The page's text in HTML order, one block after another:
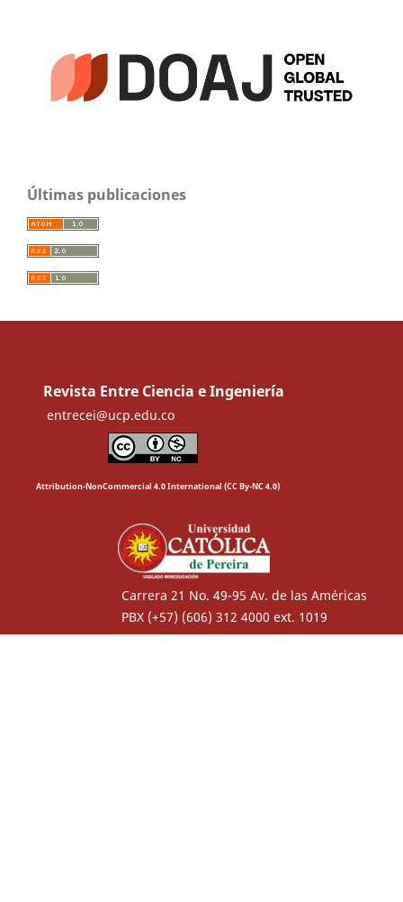
Últimas publicaciones
Revista Entre Ciencia e Ingeniería
entrecei@ucp.edu.co
Attribution-NonCommercial 4.0 International (CC By-NC 4.0)
Carrera 21 No. 49-95 Av. de las Américas
PBX (+57) (606) 312 4000 ext. 1019